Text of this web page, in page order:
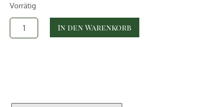
Vorrätig
In den Warenkorb